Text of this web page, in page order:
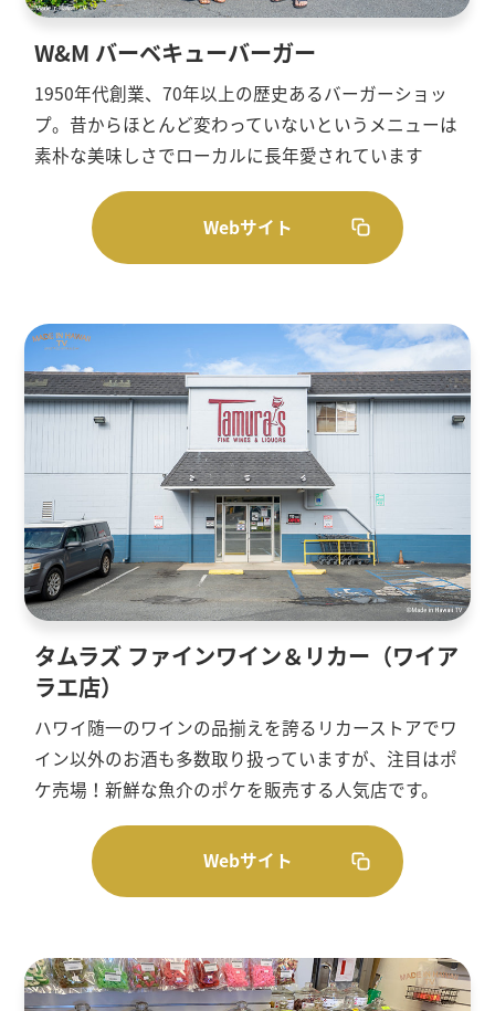
W&M バーベキューバーガー
1950年代創業、70年以上の歴史あるバーガーショッ
プ。昔からほとんど変わっていないというメニューは
素朴な美味しさでローカルに長年愛されています
Webサイト
タムラズ ファインワイン＆リカー（ワイア
ラエ店）
ハワイ随一のワインの品揃えを誇るリカーストアでワ
イン以外のお酒も多数取り扱っていますが、注目はポ
ケ売場！新鮮な魚介のポケを販売する人気店です。
Webサイト